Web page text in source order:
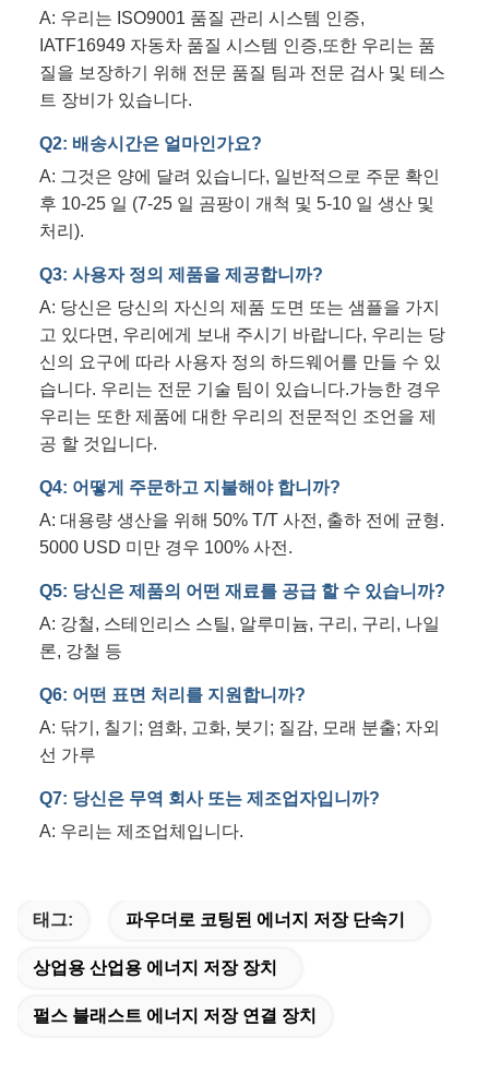
A: 우리는 ISO9001 품질 관리 시스템 인증,
IATF16949 자동차 품질 시스템 인증,또한 우리는 품
질을 보장하기 위해 전문 품질 팀과 전문 검사 및 테스
트 장비가 있습니다.
Q2: 배송시간은 얼마인가요?
A: 그것은 양에 달려 있습니다, 일반적으로 주문 확인
후 10-25 일 (7-25 일 곰팡이 개척 및 5-10 일 생산 및
처리).
Q3: 사용자 정의 제품을 제공합니까?
A: 당신은 당신의 자신의 제품 도면 또는 샘플을 가지
고 있다면, 우리에게 보내 주시기 바랍니다, 우리는 당
신의 요구에 따라 사용자 정의 하드웨어를 만들 수 있
습니다. 우리는 전문 기술 팀이 있습니다.가능한 경우
우리는 또한 제품에 대한 우리의 전문적인 조언을 제
공 할 것입니다.
Q4: 어떻게 주문하고 지불해야 합니까?
A: 대용량 생산을 위해 50% T/T 사전, 출하 전에 균형.
5000 USD 미만 경우 100% 사전.
Q5: 당신은 제품의 어떤 재료를 공급 할 수 있습니까?
A: 강철, 스테인리스 스틸, 알루미늄, 구리, 구리, 나일
론, 강철 등
Q6: 어떤 표면 처리를 지원합니까?
A: 닦기, 칠기; 염화, 고화, 붓기; 질감, 모래 분출; 자외
선 가루
Q7: 당신은 무역 회사 또는 제조업자입니까?
A: 우리는 제조업체입니다.
태그: 파우더로 코팅된 에너지 저장 단속기
상업용 산업용 에너지 저장 장치
펄스 블래스트 에너지 저장 연결 장치